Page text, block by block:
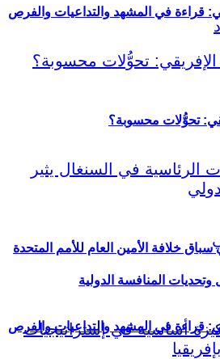
قراءة في المشهد والتداعيات والفرص
قراءة في المشهد والتداعيات والفرص
تحوُّلات محسوبة؟
خلافة الأمين العام للأمم المتحدة
المنافسة الدولية